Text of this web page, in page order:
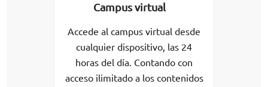
Campus virtual
Accede al campus virtual desde
cualquier dispositivo, las 24
horas del día. Contando con
acceso ilimitado a los contenidos